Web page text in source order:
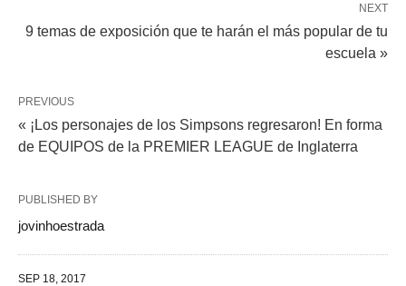
NEXT
9 temas de exposición que te harán el más popular de tu
escuela »
PREVIOUS
« ¡Los personajes de los Simpsons regresaron! En forma
de EQUIPOS de la PREMIER LEAGUE de Inglaterra
PUBLISHED BY
jovinhoestrada
SEP 18, 2017